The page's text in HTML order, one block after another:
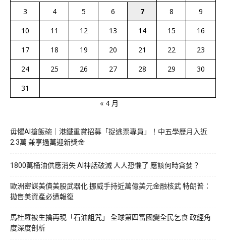
3
4 5 6 7 8
9
10
11 12 13 14 15
16
17
18 19 20 21 22
23
24
25 26 27 28 29
30
31
« 4 月
毋懼AI搶飯碗｜港鐵重賞招募「捉逃票專員」！中五學歷月入近
2.3萬 兼享過萬迎新獎金
1800萬桶油供應消失 AI神話破滅 人人恐懼了 應該何時貪婪？
歐洲密謀美債美股武器化 挪威手持近萬億美元金融核武 特朗普：
拋售美資產必遭報復
馬杜羅被生擒再現「石油詛咒」 全球第四富國變全民乞食 政經角
度深度剖析